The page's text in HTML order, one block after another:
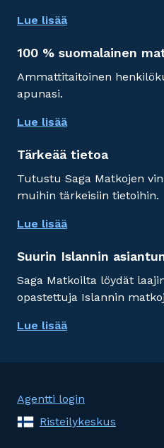
Lue lisää
100 % suomalainen
Ammattitaitoinen
apunasi.
Lue lisää
Tärkeää tietoa
Tutustu Saga Matkojen
muihin tärkeisiin tietoihin.
Lue lisää
Suurin Islannin
Saga Matkoilta löydät
opastettuja Islannin
Lue lisää
Agentti login
Risteilykeskus